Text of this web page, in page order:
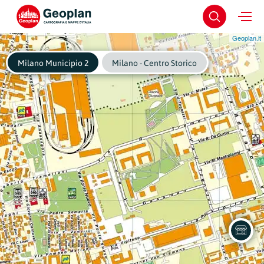
Geoplan.it
Milano Municipio 2 Milano - Centro Storico